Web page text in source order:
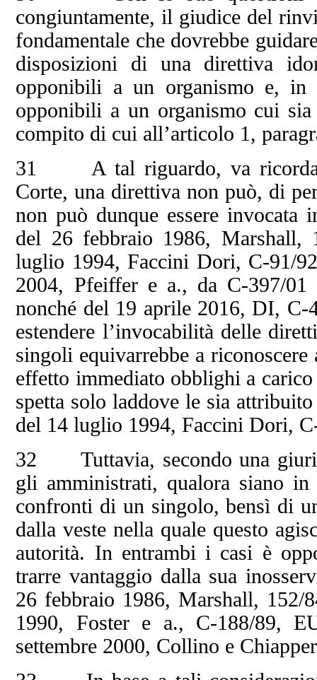
congiuntamente, il giudice del
fondamentale che dovrebbe
disposizioni di una direttiva
opponibili a un organismo e, in
opponibili a un organismo cui
compito di cui all’articolo 1,
31 A tal riguardo, va ricordato
Corte, una direttiva non può, di
non può dunque essere invocata
del 26 febbraio 1986, Marshall,
luglio 1994, Faccini Dori, C‑91/
2004, Pfeiffer e a., da C‑397/
nonché del 19 aprile 2016, DI,
estendere l’invocabilità delle
singoli equivarrebbe a
effetto immediato obblighi a
spetta solo laddove le sia
del 14 luglio 1994, Faccini Dori,
32 Tuttavia, secondo una
gli amministrati, qualora siano
confronti di un singolo, bensì di
dalla veste nella quale questo
autorità. In entrambi i casi è
trarre vantaggio dalla sua
26 febbraio 1986, Marshall,
1990, Foster e a., C‑188/89,
settembre 2000, Collino e